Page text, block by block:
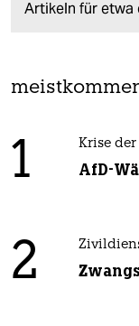
Artikeln für etwa
1 Krise
AfD-
2